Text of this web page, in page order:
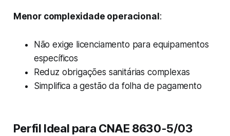
Menor complexidade operacional :
Não exige licenciamento para equipamentos
específicos
Reduz obrigações sanitárias complexas
Simplifica a gestão da folha de pagamento
Perfil Ideal para CNAE 8630-5/03